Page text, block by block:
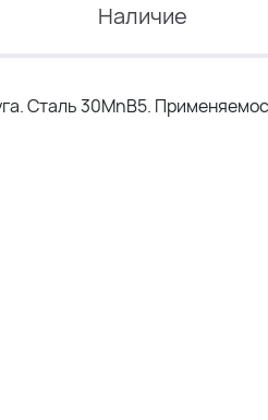
Наличие
Сталь 30MnB5.